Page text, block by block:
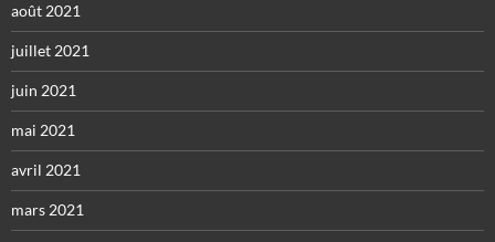
août 2021
juillet 2021
juin 2021
mai 2021
avril 2021
mars 2021